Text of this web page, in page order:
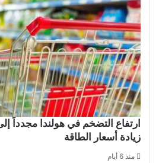
زيادة أسعار الطاقة
منذ 6 أيام